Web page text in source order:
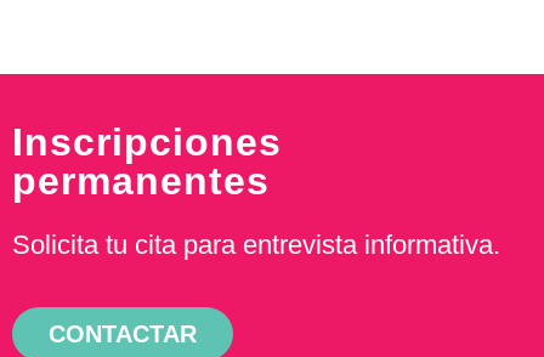
Inscripciones
permanentes
Solicita tu cita para entrevista informativa.
CONTACTAR